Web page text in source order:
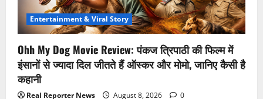
Entertainment & Viral Story
Ohh My Dog Movie Review: पंकज त्रिपाठी की फिल्म में
इंसानों से ज्यादा दिल जीतते हैं ऑस्कर और मोमो, जानिए कैसी है
कहानी
Real Reporter News August 8, 2026 0